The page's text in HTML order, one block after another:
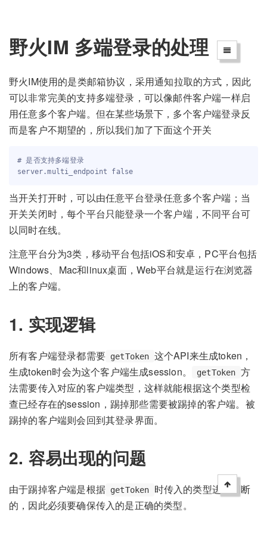
野火IM 多端登录的处理
野火IM使用的是类邮箱协议，采用通知拉取的方式，因此
可以非常完美的支持多端登录，可以像邮件客户端一样启
用任意多个客户端。但在某些场景下，多个客户端登录反
而是客户不期望的，所以我们加了下面这个开关
# 是否支持多端登录
当开关打开时，可以由任意平台登录任意多个客户端；当
开关关闭时，每个平台只能登录一个客户端，不同平台可
以同时在线。
注意平台分为3类，移动平台包括iOS和安卓，PC平台包括
Windows、Mac和linux桌面，Web平台就是运行在浏览器
上的客户端。
1. 实现逻辑
所有客户端登录都需要 getToken 这个API来生成token，
生成token时会为这个客户端生成session。
getToken 方
法需要传入对应的客户端类型，这样就能根据这个类型检
查已经存在的session，踢掉那些需要被踢掉的客户端。被
踢掉的客户端则会回到其登录界面。
2. 容易出现的问题
由于踢掉客户端是根据 getToken
时传入的类型进行判断
的，因此必须要确保传入的是正确的类型。